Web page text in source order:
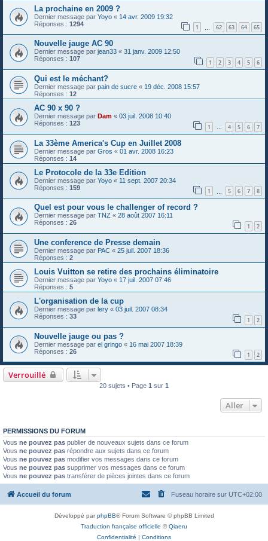
La prochaine en 2009 ?
Dernier message par Yoyo « 14 avr. 2009 19:32
Réponses : 1294 1 62 63 64 65
Nouvelle jauge AC 90
Dernier message par jean33 « 31 janv. 2009 12:50
Réponses : 107 1 2 3 4 5 6
Qui est le méchant?
Dernier message par pain de sucre « 19 déc. 2008 15:57
Réponses : 12
AC 90 x 90 ?
Dernier message par Dam « 03 juil. 2008 10:40
Réponses : 123 1 … 4 5 6 7
La 33ème America's Cup en Juillet 2008
Dernier message par Gros « 01 avr. 2008 16:23
Réponses : 14
Le Protocole de la 33e Edition
Dernier message par Yoyo « 11 sept. 2007 20:34
Réponses : 159 1 5 6 7 8
Quel est pour vous le challenger of record ?
Dernier message par TNZ « 28 août 2007 16:11
Réponses : 26 1 2
Une conference de Presse demain
Dernier message par PAC « 25 juil. 2007 18:36
Réponses : 2
Louis Vuitton se retire des prochains éliminatoire
Dernier message par Yoyo « 17 juil. 2007 07:46
Réponses : 5
L'organisation de la cup
Dernier message par lery « 03 juil. 2007 08:34
Réponses : 33 1 2
Nouvelle jauge ou pas ?
Dernier message par el gringo « 16 mai 2007 18:39
Réponses : 26 1 2
Verrouillé
20 sujets • Page 1 sur 1
Aller
PERMISSIONS DU FORUM
Vous ne pouvez pas publier de nouveaux sujets dans ce forum
Vous ne pouvez pas répondre aux sujets dans ce forum
Vous ne pouvez pas modifier vos messages dans ce forum
Vous ne pouvez pas supprimer vos messages dans ce forum
Vous ne pouvez pas transférer de pièces jointes dans ce forum
Accueil du forum Fuseau horaire sur UTC+02:00
Développé parphpBB® Forum Software © phpBB Limited
Traduction française officielle ©Qiaeru
Confidentialité | Conditions